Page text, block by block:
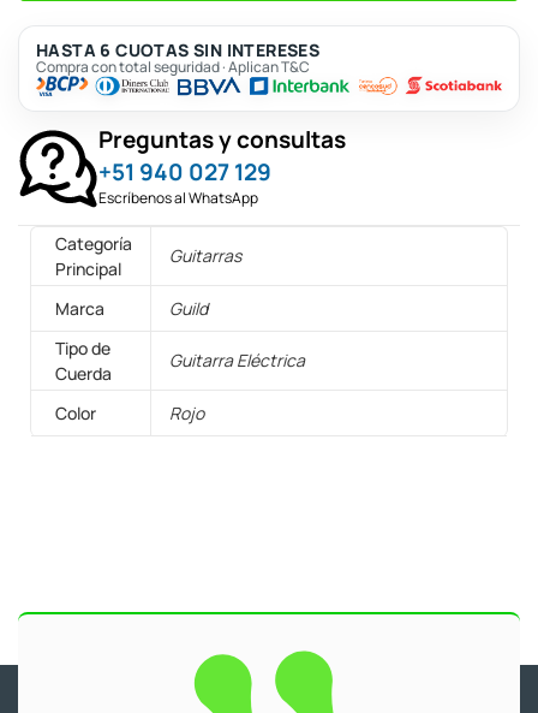
HASTA 6 CUOTAS SIN INTERESES
Compra con total seguridad · Aplican T&C
Preguntas y consultas
+51 940 027 129
Escríbenos al WhatsApp
Categoría
Principal
Guitarras
Marca
Guild
Tipo de
Cuerda
Guitarra Eléctrica
Color Rojo